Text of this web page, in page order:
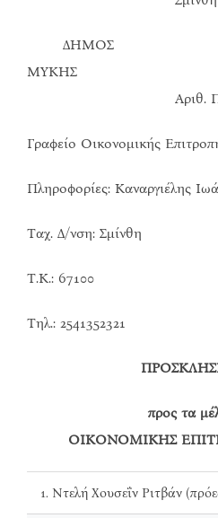
ΔΗΜΟΣ
Αριθ. Πρωτ.:
Γραφείο Οικονομικής
Πληροφορίες: Καναργιέλης
Ταχ. Δ/νση: Σμίνθη
Τ.Κ.: 67100
Τηλ.: 2541352321
προς τα
ΟΙΚΟΝΟΜΙΚΗΣ
1. Ντελή Χουσεΐν Ριτβάν